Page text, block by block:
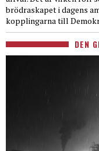
brödraskapet i dagens
kopplingarna till
DEN